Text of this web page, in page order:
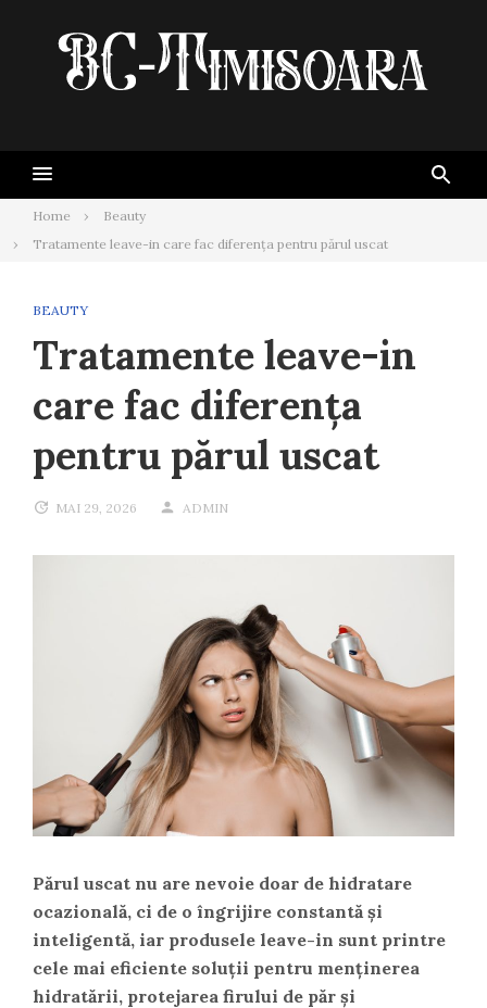
Home
Beauty
Tratamente leave-in care fac diferența pentru părul uscat
BEAUTY
Tratamente leave-in
care fac diferența
pentru părul uscat
MAI 29, 2026 ADMIN
Părul uscat nu are nevoie doar de hidratare
ocazională, ci de o îngrijire constantă și
inteligentă, iar produsele leave-in sunt printre
cele mai eficiente soluții pentru menținerea
hidratării, protejarea firului de păr și